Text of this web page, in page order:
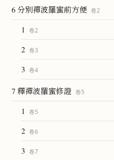
6 分別禪波羅蜜前方便 卷2
1 卷2
2 卷3
3 卷4
7 釋禪波羅蜜修證 卷5
1 卷5
2 卷6
3 卷7